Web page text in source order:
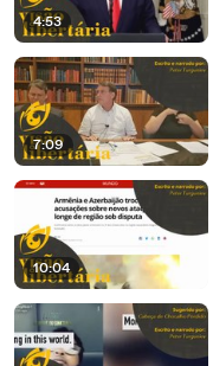
4:53
7:09
10:04